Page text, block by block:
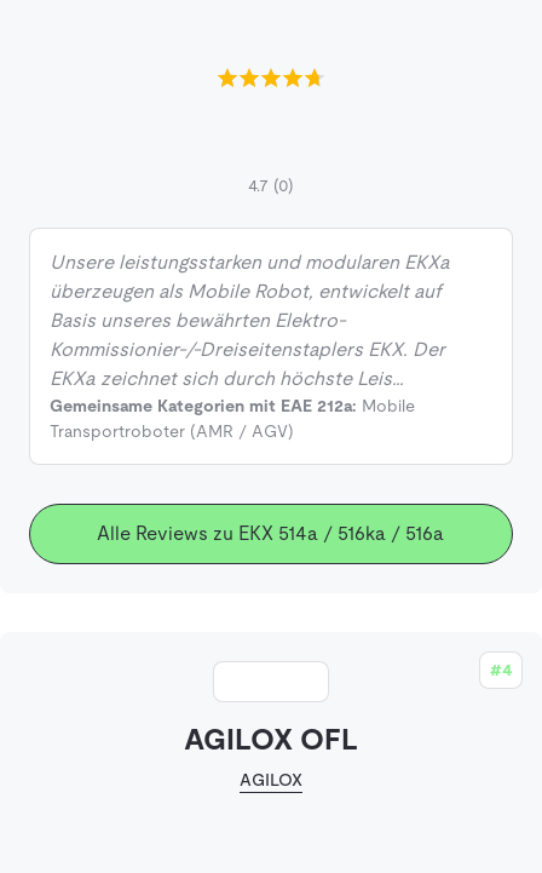
4.7 (0)
Unsere leistungsstarken und modularen EKXa
überzeugen als Mobile Robot, entwickelt auf
Basis unseres bewährten Elektro-
Kommissionier-/-Dreiseitenstaplers EKX. Der
EKXa zeichnet sich durch höchste Leis…
Gemeinsame Kategorien mit EAE 212a: Mobile
Transportroboter (AMR / AGV)
Alle Reviews zu EKX 514a / 516ka / 516a
#4
AGILOX OFL
AGILOX